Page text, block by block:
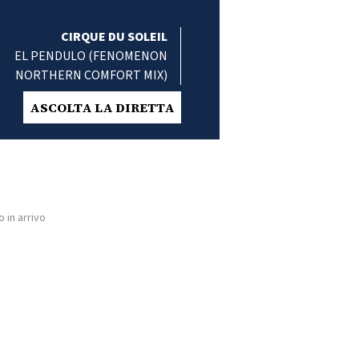
CIRQUE DU SOLEIL
EL PENDULO (FENOMENON
NORTHERN COMFORT MIX)
ASCOLTA LA DIRETTA
in arrivo